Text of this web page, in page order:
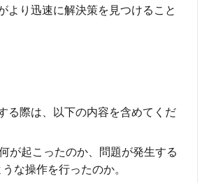
より迅速に解決策を見つけること
る際は、以下の内容を含めてくだ
が起こったのか、問題が発生する
な操作を行ったのか。